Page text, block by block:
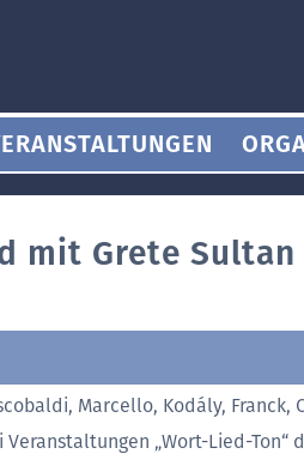
mit Grete
Marcello, Kodály, Franck,
Veranstaltungen „Wort-Lied-Ton“